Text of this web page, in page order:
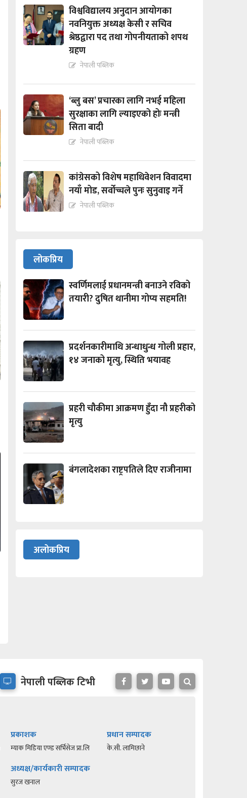
विश्वविद्यालय अनुदान आयोगका
नवनियुक्त अध्यक्ष केसी र सचिव
श्रेष्ठद्वारा पद तथा गोपनीयताको शपथ
ग्रहण
नेपाली पब्लिक
‘ब्लु बस’ प्रचारका लागि नभई महिला
सुरक्षाका लागि ल्याइएको होः मन्त्री
सिता बादी
नेपाली पब्लिक
कांग्रेसको विशेष महाधिवेशन विवादमा
नयाँ मोड, सर्वोच्चले पुनः सुनुवाइ गर्ने
नेपाली पब्लिक
लोकप्रिय
स्वर्णिमलाई प्रधानमन्त्री बनाउने रविको
तयारी? दुषित थानीमा गोप्य सहमति!
प्रदर्शनकारीमाथि अन्धाधुन्ध गोली प्रहार,
१४ जनाको मृत्यु, स्थिति भयावह
प्रहरी चौकीमा आक्रमण हुँदा नौ प्रहरीको
मृत्यु
बंगलादेशका राष्ट्रपतिले दिए राजीनामा
अलोकप्रिय
नेपाली पब्लिक टिभी
प्रकाशक
म्याक मिडिया एण्ड सर्भिसेज प्रा.लि
अध्यक्ष/कार्यकारी सम्पादक
सुरज खनाल
प्रधान सम्पादक
के.सी. लामिछाने